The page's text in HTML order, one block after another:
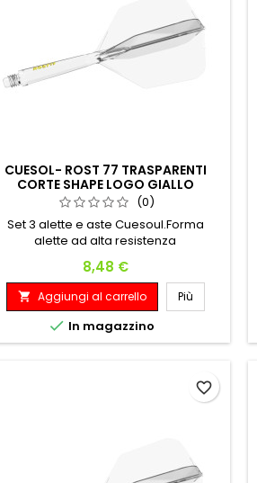
CUESOL- ROST 77 TRASPARENTI
CORTE SHAPE LOGO GIALLO
(0)
Set 3 alette e aste Cuesoul.Forma
alette ad alta resistenza
Prezzo
8,48 €
 Aggiungi al carrello Più
 In magazzino
favorite_border